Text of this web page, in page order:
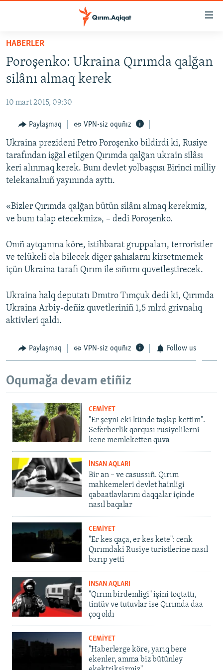
Esas
qaytmaq
Baş
qaytmaq
qaytmaq
SİYASET
CEMİYET
MEDENİYET
İNSAN AQLARI
VİDEO
SÜRET
FİKİR
Русский
Українською
HABERLER
Poroşenko: Ukraina Qırımda qalğan
silânı almaq kerek
10 mart 2015, 09:30
Paylaşmaq VPN-siz oquñız
Ukraina prezideni Petro Poroşenko bildirdi ki, Rusiye
tarafından işğal etilgen Qırımda qalğan ukrain silâsı
keri alınmaq kerek. Bunı devlet yolbaşçısı Birinci milliy
telekanalnıñ yayınında ayttı.
«Bizler Qırımda qalğan bütün silânı almaq kerekmiz,
ve bunı talap etecekmiz», – dedi Poroşenko.
Onıñ aytqanına köre, istihbarat gruppaları, terroristler
ve telükeli ola bilecek diger şahıslarnı kirsetmemek
içün Ukraina tarafı Qırım ile sıñırnı quvetleştirecek.
Ukraina halq deputatı Dmıtro Tımçuk dedi ki, Qırımda
Ukraina Arbiy-deñiz quvetleriniñ 1,5 mlrd grivnalıq
aktivleri qaldı.
Paylaşmaq VPN-siz oquñız Follow us
Oqumağa devam etiñiz
CEMİYET
"Er şeyni eki künde taşlap kettim".
Seferberlik qorqusı rusiyelilerni
kene memleketten quva
İNSAN AQLARI
Bir an – ve casussıñ. Qırım
mahkemeleri devlet hainligi
qabaatlavlarını daqqalar içinde
nasıl baqalar
CEMİYET
"Er kes qaça, er kes kete": cenk
Qırımdaki Rusiye turistlerine nasıl
barıp yetti
İNSAN AQLARI
"Qırım birdemligi" işini toqtattı,
tintüv ve tutuvlar ise Qırımda daa
çoq oldı
CEMİYET
"Haberlerge köre, yarıq bere
ekenler, amma biz bütünley